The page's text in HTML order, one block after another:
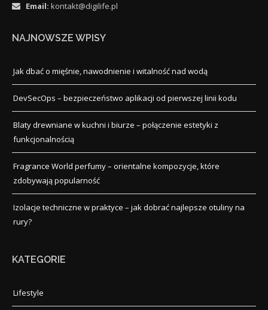
Email: kontakt@digilife.pl
NAJNOWSZE WPISY
Jak dbać o mięśnie, nawodnienie i witalność nad wodą
DevSecOps – bezpieczeństwo aplikacji od pierwszej linii kodu
Blaty drewniane w kuchni i biurze – połączenie estetyki z
funkcjonalnością
Fragrance World perfumy – orientalne kompozycje, które
zdobywają popularność
Izolacje techniczne w praktyce – jak dobrać najlepsze otuliny na
rury?
KATEGORIE
Lifestyle